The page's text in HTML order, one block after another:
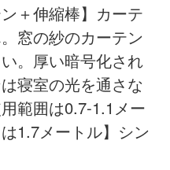
＋伸縮棒】カーテ
窓の紗のカーテン
。厚い暗号化され
寝室の光を通さな
範囲は0.7-1.1メー
1.7メートル】シン